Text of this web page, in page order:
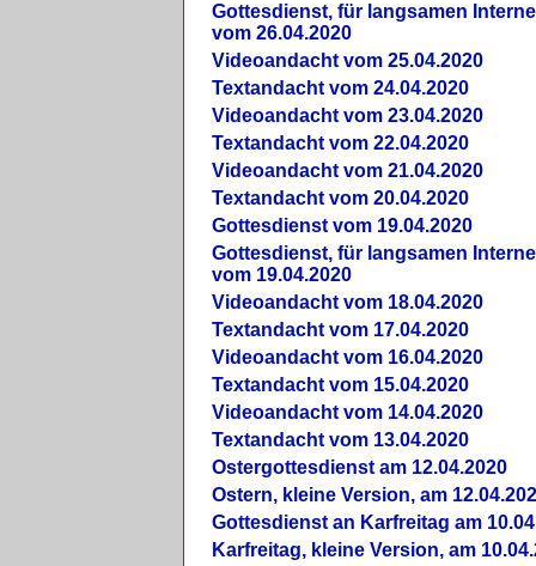
Gottesdienst, für langsamen
vom 26.04.2020
Videoandacht vom 25.04.2020
Textandacht vom 24.04.2020
Videoandacht vom 23.04.2020
Textandacht vom 22.04.2020
Videoandacht vom 21.04.2020
Textandacht vom 20.04.2020
Gottesdienst vom 19.04.2020
Gottesdienst, für langsamen
vom 19.04.2020
Videoandacht vom 18.04.2020
Textandacht vom 17.04.2020
Videoandacht vom 16.04.2020
Textandacht vom 15.04.2020
Videoandacht vom 14.04.2020
Textandacht vom 13.04.2020
Ostergottesdienst am 12.04.2020
Ostern, kleine Version, am
Gottesdienst an Karfreitag am
Karfreitag, kleine Version, am